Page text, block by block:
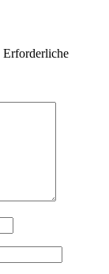
Erforderliche